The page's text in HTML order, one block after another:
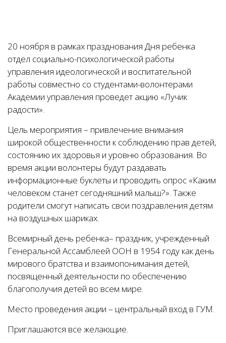
20 ноября в рамках празднования Дня ребенка
отдел социально-психологической работы
управления идеологической и воспитательной
работы совместно со студентами-волонтерами
Академии управления проведет акцию «Лучик
радости».
Цель мероприятия – привлечение внимания
широкой общественности к соблюдению прав детей,
состоянию их здоровья и уровню образования. Во
время акции волонтеры будут раздавать
информационные буклеты и проводить опрос «Каким
человеком станет сегодняшний малыш?». Также
родители смогут написать свои поздравления детям
на воздушных шариках.
Всемирный день ребенка– праздник, учрежденный
Генеральной Ассамблеей ООН в 1954 году как день
мирового братства и взаимопонимания детей,
посвященный деятельности по обеспечению
благополучия детей во всем мире.
Место проведения акции – центральный вход в ГУМ.
Приглашаются все желающие.